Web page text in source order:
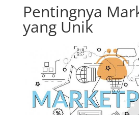
Pentingnya
yang Unik